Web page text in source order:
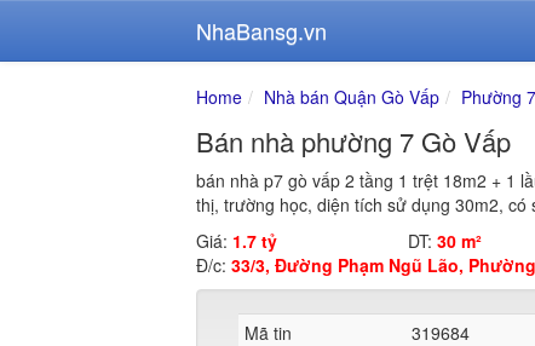
NhaBansg.vn
Home Nhà bán Quận Gò Vấp Phường 7
Bán nhà phường 7 Gò Vấp
bán nhà p7 gò vấp 2 tầng 1 trệt 18m2 + 1
thị, trường học, diện tích sử dụng 30m2,
Giá: 1.7 tỷ DT: 30 m²
Đ/c: 33/3, Đường Phạm Ngũ Lão,
Mã tin
319684